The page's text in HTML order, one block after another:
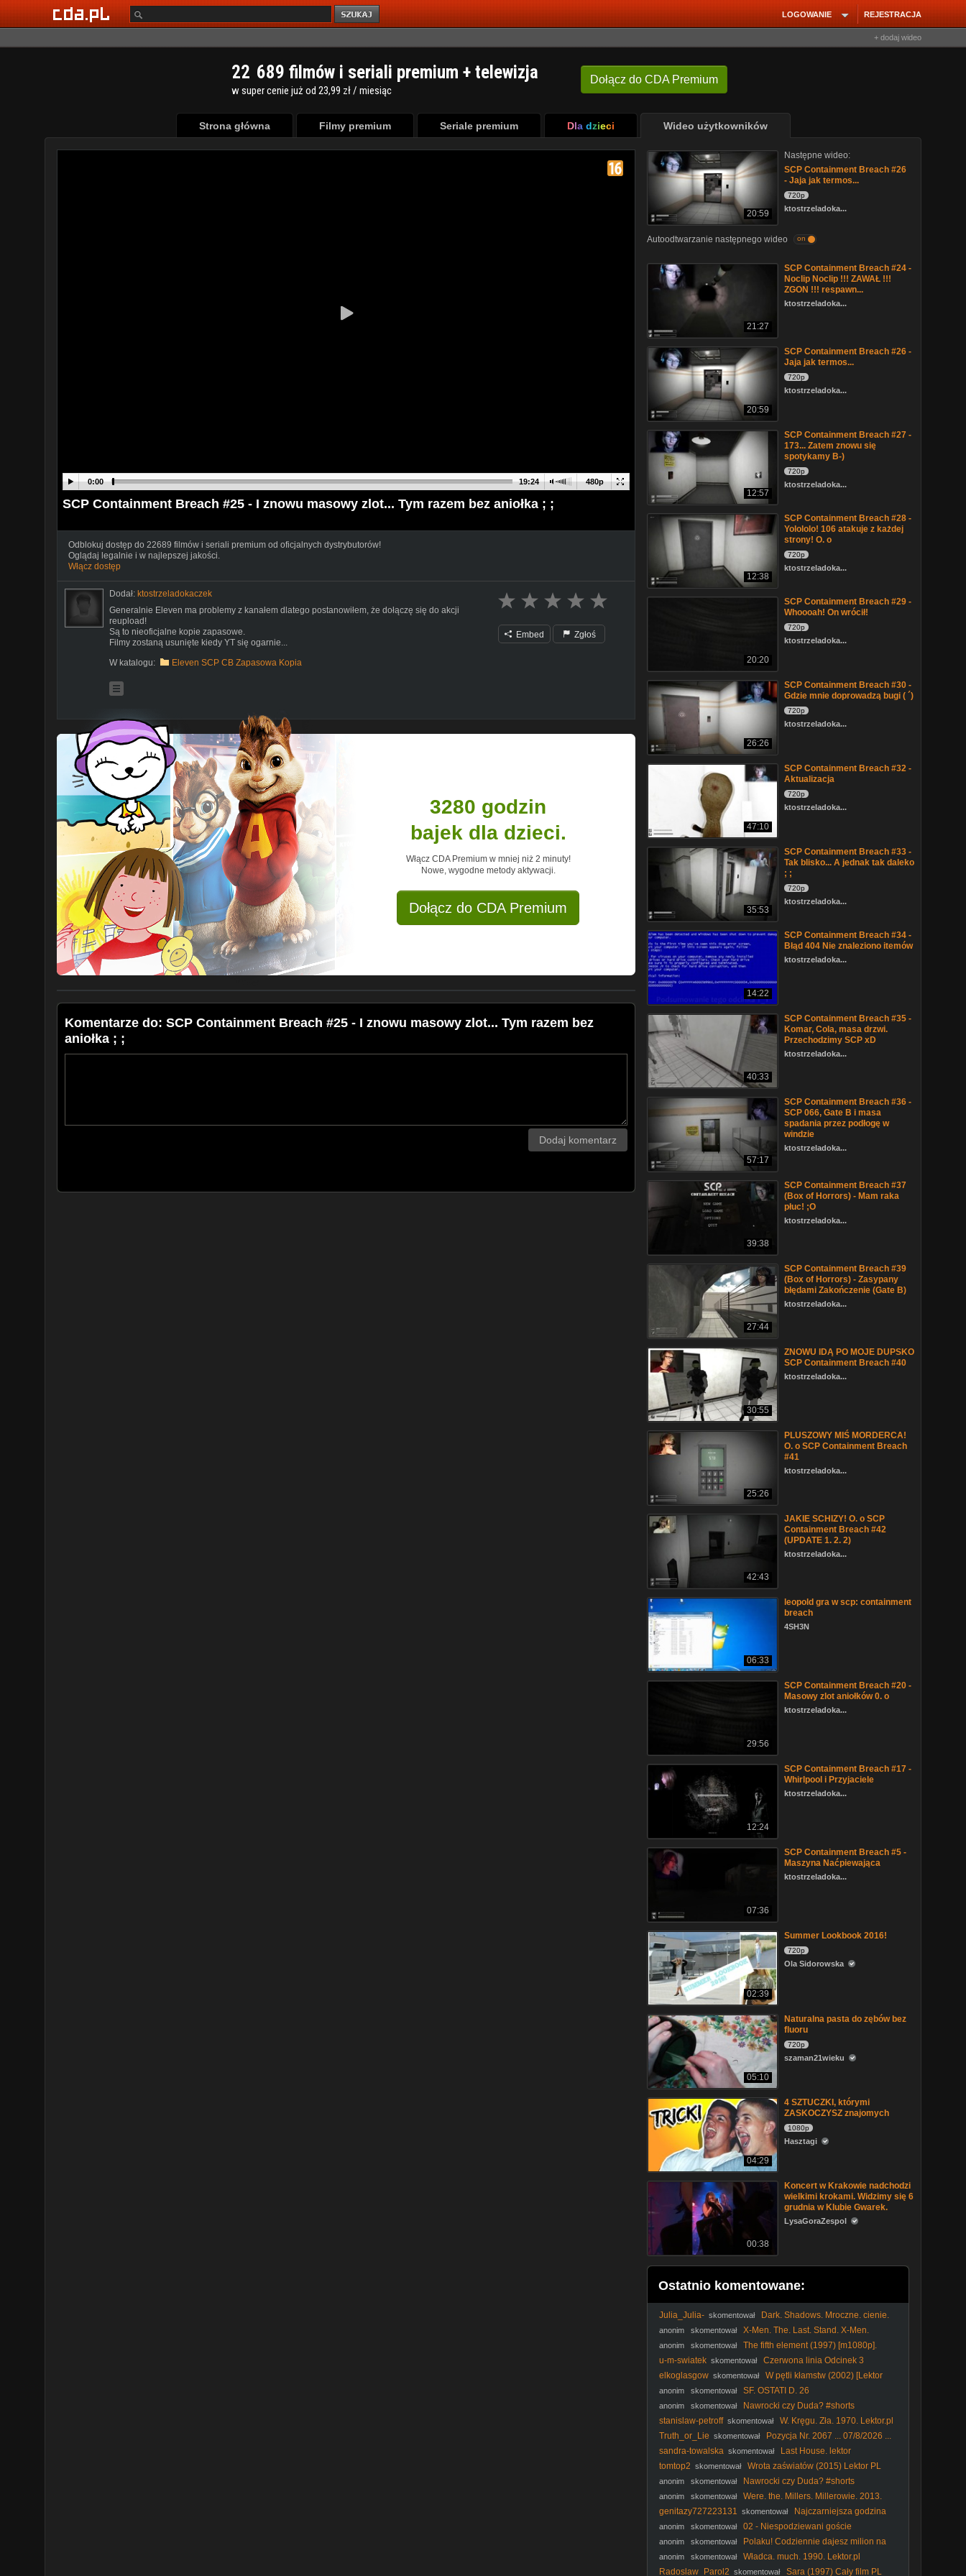
REJESTRACJA
LOGOWANIE
+ dodaj wideo
Dołącz do CDA Premium
22 689 filmów i seriali premium + telewizja
w super cenie już od 23,99 zł / miesiąc
Strona główna Filmy premium Seriale premium Dla dzieci Wideo użytkowników
480p
0:00 19:24
SCP Containment Breach #25 - I znowu masowy zlot... Tym razem bez aniołka ; ;
Odblokuj dostęp do 22689 filmów i seriali premium od oficjalnych dystrybutorów!
Oglądaj legalnie i w najlepszej jakości.
Włącz dostęp
Dodał: ktostrzeladokaczek
Generalnie Eleven ma problemy z kanałem dlatego postanowiłem, że dołączę się do akcji
reupload!
Są to nieoficjalne kopie zapasowe.
Filmy zostaną usunięte kiedy YT się ogarnie...
W katalogu:
Eleven SCP CB Zapasowa Kopia
Embed Zgłoś
3280 godzin
bajek dla dzieci.
Włącz CDA Premium w mniej niż 2 minuty!
Nowe, wygodne metody aktywacji.
Dołącz do CDA Premium
Komentarze do: SCP Containment Breach #25 - I znowu masowy zlot... Tym razem bez
aniołka ; ;
Dodaj komentarz
20:59
Następne wideo:
SCP Containment Breach #26
- Jaja jak termos...
720p
ktostrzeladoka...
Autoodtwarzanie następnego wideo on
21:27
SCP Containment Breach #24 -
Noclip Noclip !!! ZAWAŁ !!!
ZGON !!! respawn...
ktostrzeladoka...
20:59
SCP Containment Breach #26 -
Jaja jak termos...
720p
ktostrzeladoka...
12:57
SCP Containment Breach #27 -
173... Zatem znowu się
spotykamy B-)
720p
ktostrzeladoka...
12:38
SCP Containment Breach #28 -
Yolololo! 106 atakuje z każdej
strony! O. o
720p
ktostrzeladoka...
20:20
SCP Containment Breach #29 -
Whoooah! On wrócił!
720p
ktostrzeladoka...
26:26
SCP Containment Breach #30 -
Gdzie mnie doprowadzą bugi ( ´)
720p
ktostrzeladoka...
47:10
SCP Containment Breach #32 -
Aktualizacja
720p
ktostrzeladoka...
35:53
SCP Containment Breach #33 -
Tak blisko... A jednak tak daleko
; ;
720p
ktostrzeladoka...
14:22
SCP Containment Breach #34 -
Błąd 404 Nie znaleziono itemów
ktostrzeladoka...
40:33
SCP Containment Breach #35 -
Komar, Cola, masa drzwi.
Przechodzimy SCP xD
ktostrzeladoka...
57:17
SCP Containment Breach #36 -
SCP 066, Gate B i masa
spadania przez podłogę w
windzie
ktostrzeladoka...
39:38
SCP Containment Breach #37
(Box of Horrors) - Mam raka
płuc! ;O
ktostrzeladoka...
27:44
SCP Containment Breach #39
(Box of Horrors) - Zasypany
błędami Zakończenie (Gate B)
ktostrzeladoka...
30:55
ZNOWU IDĄ PO MOJE DUPSKO
SCP Containment Breach #40
ktostrzeladoka...
25:26
PLUSZOWY MIŚ MORDERCA!
O. o SCP Containment Breach
#41
ktostrzeladoka...
42:43
JAKIE SCHIZY! O. o SCP
Containment Breach #42
(UPDATE 1. 2. 2)
ktostrzeladoka...
06:33
leopold gra w scp: containment
breach
4SH3N
29:56
SCP Containment Breach #20 -
Masowy zlot aniołków 0. o
ktostrzeladoka...
12:24
SCP Containment Breach #17 -
Whirlpool i Przyjaciele
ktostrzeladoka...
07:36
SCP Containment Breach #5 -
Maszyna Naćpiewająca
ktostrzeladoka...
02:39
Summer Lookbook 2016!
720p
Ola Sidorowska
05:10
Naturalna pasta do zębów bez
fluoru
720p
szaman21wieku
04:29
4 SZTUCZKI, którymi
ZASKOCZYSZ znajomych
1080p
Hasztagi
00:38
Koncert w Krakowie nadchodzi
wielkimi krokami. Widzimy się 6
grudnia w Klubie Gwarek.
LysaGoraZespol
Ostatnio komentowane:
Julia_Julia- skomentował
Dark. Shadows. Mroczne. cienie.
2012. Lektor.pl
anonim skomentował
X-Men. The. Last. Stand. X-Men.
Ostatni. bastion. 2006. Lektor.pl
anonim skomentował
The fifth element (1997) [m1080p].
u-m-swiatek skomentował
Czerwona linia Odcinek 3
elkoglasgow skomentował
W pętli kłamstw (2002) [Lektor
PL] - Cypher
anonim skomentował SF. OSTATI D. 26
anonim skomentował
Nawrocki czy Duda? #shorts
stanislaw-petroff skomentował
W. Kręgu. Zła. 1970. Lektor.pl
Truth_or_Lie skomentował
Pozycja Nr. 2067 ... 07/8/2026 ...
sandra-towalska skomentował
Last House. lektor
tomtop2 skomentował Wrota zaświatów (2015) Lektor PL
anonim skomentował Nawrocki czy Duda? #shorts
anonim skomentował
Were. the. Millers. Millerowie. 2013.
Lektor.pl
genitazy727223131 skomentował
Najczarniejsza godzina
(2011) Lektor PL
anonim skomentował 02 - Niespodziewani goście
anonim skomentował
Polaku! Codziennie dajesz milion na
KUL #Lublin #KUL #podatki #pieniądze #kradzież
anonim skomentował
Władca. much. 1990. Lektor.pl
Radoslaw_Parol2 skomentował Sara (1997) Cały film PL